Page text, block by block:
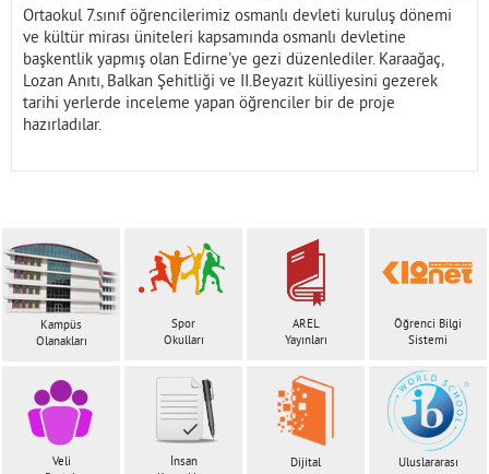
Ortaokul 7.sınıf öğrencilerimiz osmanlı devleti kuruluş dönemi
ve kültür mirası üniteleri kapsamında osmanlı devletine
başkentlik yapmış olan Edirne'ye gezi düzenlediler. Karaağaç,
Lozan Anıtı, Balkan Şehitliği ve II.Beyazıt külliyesini gezerek
tarihi yerlerde inceleme yapan öğrenciler bir de proje
hazırladılar.
Kampüs
Olanakları
Spor
Okulları
AREL
Yayınları
Öğrenci Bilgi
Sistemi
Veli
İnsan
Dijital
Uluslararası